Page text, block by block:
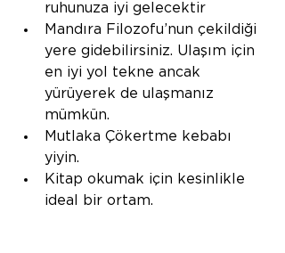
ruhunuza iyi gelecektir
Mandıra Filozofu’nun çekildiği
yere gidebilirsiniz. Ulaşım için
en iyi yol tekne ancak
yürüyerek de ulaşmanız
mümkün.
Mutlaka Çökertme kebabı
yiyin.
Kitap okumak için kesinlikle
ideal bir ortam.